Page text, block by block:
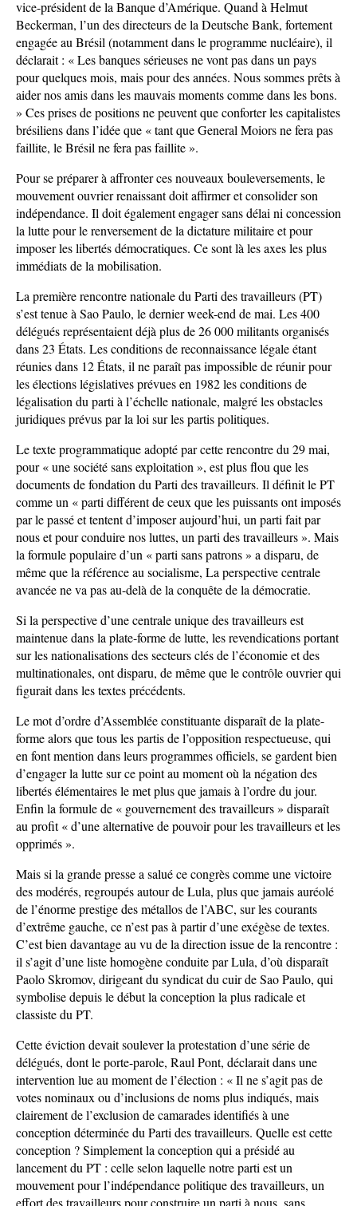
vice-président de la Banque d’Amérique. Quand à Helmut
Beckerman, l’un des directeurs de la Deutsche Bank, fortement
engagée au Brésil (notamment dans le programme nucléaire), il
déclarait : « Les banques sérieuses ne vont pas dans un pays
pour quelques mois, mais pour des années. Nous sommes prêts à
aider nos amis dans les mauvais moments comme dans les bons.
» Ces prises de positions ne peuvent que conforter les capitalistes
brésiliens dans l’idée que « tant que General Moiors ne fera pas
faillite, le Brésil ne fera pas faillite ».
Pour se préparer à affronter ces nouveaux bouleversements, le
mouvement ouvrier renaissant doit affirmer et consolider son
indépendance. Il doit également engager sans délai ni concession
la lutte pour le renversement de la dictature militaire et pour
imposer les libertés démocratiques. Ce sont là les axes les plus
immédiats de la mobilisation.
La première rencontre nationale du Parti des travailleurs (PT)
s’est tenue à Sao Paulo, le dernier week-end de mai. Les 400
délégués représentaient déjà plus de 26 000 militants organisés
dans 23 États. Les conditions de reconnaissance légale étant
réunies dans 12 États, il ne paraît pas impossible de réunir pour
les élections législatives prévues en 1982 les conditions de
légalisation du parti à l’échelle nationale, malgré les obstacles
juridiques prévus par la loi sur les partis politiques.
Le texte programmatique adopté par cette rencontre du 29 mai,
pour « une société sans exploitation », est plus flou que les
documents de fondation du Parti des travailleurs. Il définit le PT
comme un « parti différent de ceux que les puissants ont imposés
par le passé et tentent d’imposer aujourd’hui, un parti fait par
nous et pour conduire nos luttes, un parti des travailleurs ». Mais
la formule populaire d’un « parti sans patrons » a disparu, de
même que la référence au socialisme, La perspective centrale
avancée ne va pas au-delà de la conquête de la démocratie.
Si la perspective d’une centrale unique des travailleurs est
maintenue dans la plate-forme de lutte, les revendications portant
sur les nationalisations des secteurs clés de l’économie et des
multinationales, ont disparu, de même que le contrôle ouvrier qui
figurait dans les textes précédents.
Le mot d’ordre d’Assemblée constituante disparaît de la plate-
forme alors que tous les partis de l’opposition respectueuse, qui
en font mention dans leurs programmes officiels, se gardent bien
d’engager la lutte sur ce point au moment où la négation des
libertés élémentaires le met plus que jamais à l’ordre du jour.
Enfin la formule de « gouvernement des travailleurs » disparaît
au profit « d’une alternative de pouvoir pour les travailleurs et les
opprimés ».
Mais si la grande presse a salué ce congrès comme une victoire
des modérés, regroupés autour de Lula, plus que jamais auréolé
de l’énorme prestige des métallos de l’ABC, sur les courants
d’extrême gauche, ce n’est pas à partir d’une exégèse de textes.
C’est bien davantage au vu de la direction issue de la rencontre :
il s’agit d’une liste homogène conduite par Lula, d’où disparaît
Paolo Skromov, dirigeant du syndicat du cuir de Sao Paulo, qui
symbolise depuis le début la conception la plus radicale et
classiste du PT.
Cette éviction devait soulever la protestation d’une série de
délégués, dont le porte-parole, Raul Pont, déclarait dans une
intervention lue au moment de l’élection : « Il ne s’agit pas de
votes nominaux ou d’inclusions de noms plus indiqués, mais
clairement de l’exclusion de camarades identifiés à une
conception déterminée du Parti des travailleurs. Quelle est cette
conception ? Simplement la conception qui a présidé au
lancement du PT : celle selon laquelle notre parti est un
mouvement pour l’indépendance politique des travailleurs, un
effort des travailleurs pour construire un parti à nous, sans